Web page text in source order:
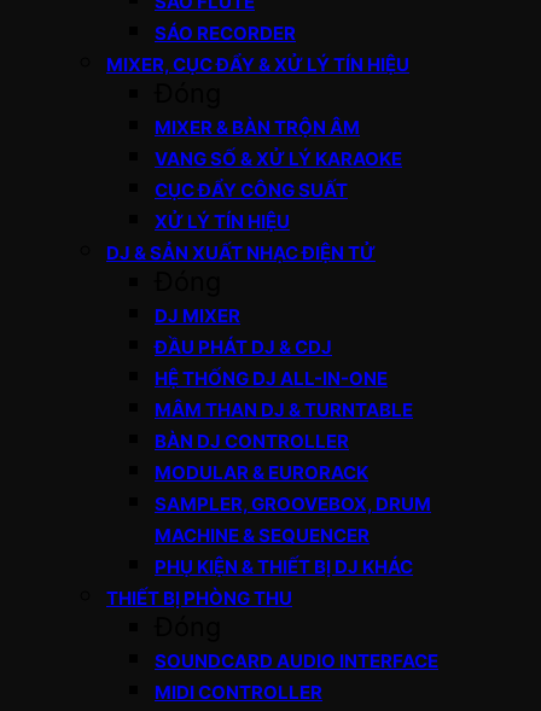
SÁO RECORDER
MIXER, CỤC ĐẨY & XỬ LÝ TÍN HIỆU
MIXER & BÀN TRỘN ÂM
VANG SỐ & XỬ LÝ KARAOKE
CỤC ĐẨY CÔNG SUẤT
XỬ LÝ TÍN HIỆU
DJ & SẢN XUẤT NHẠC ĐIỆN TỬ
DJ MIXER
ĐẦU PHÁT DJ & CDJ
HỆ THỐNG DJ ALL-IN-ONE
MÂM THAN DJ & TURNTABLE
BÀN DJ CONTROLLER
MODULAR & EURORACK
SAMPLER, GROOVEBOX, DRUM
MACHINE & SEQUENCER
PHỤ KIỆN & THIẾT BỊ DJ KHÁC
THIẾT BỊ PHÒNG THU
SOUNDCARD AUDIO INTERFACE
MIDI CONTROLLER